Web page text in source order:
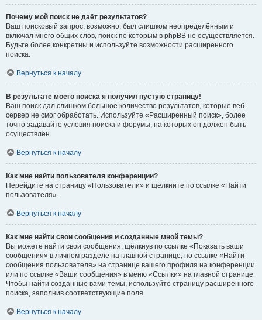
Почему мой поиск не даёт результатов?
Ваш поисковый запрос, возможно, был слишком неопределённым и
включал много общих слов, поиск по которым в phpBB не осуществляется.
Будьте более конкретны и используйте возможности расширенного
поиска.
Вернуться к началу
В результате моего поиска я получил пустую страницу!
Ваш поиск дал слишком большое количество результатов, которые веб-
сервер не смог обработать. Используйте «Расширенный поиск», более
точно задавайте условия поиска и форумы, на которых он должен быть
осуществлён.
Вернуться к началу
Как мне найти пользователя конференции?
Перейдите на страницу «Пользователи» и щёлкните по ссылке «Найти
пользователя».
Вернуться к началу
Как мне найти свои сообщения и созданные мной темы?
Вы можете найти свои сообщения, щёлкнув по ссылке «Показать ваши
сообщения» в личном разделе на главной странице, по ссылке «Найти
сообщения пользователя» на странице вашего профиля на конференции
или по ссылке «Ваши сообщения» в меню «Ссылки» на главной странице.
Чтобы найти созданные вами темы, используйте страницу расширенного
поиска, заполнив соответствующие поля.
Вернуться к началу